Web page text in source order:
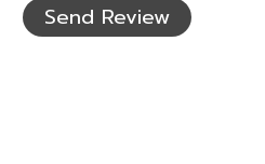
Send Review